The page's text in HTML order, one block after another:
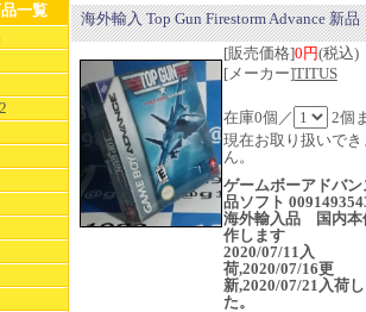
一覧
海外輸入 Top Gun Firestorm Advance 新品
[販売価格]0円(税込)
[メーカー]TITUS
在庫0個／
2個
現在お取り扱いでき
ん。
ゲームボーアドバン
品ソフト
海外輸入品 国内本
作します
2020/07/11入
荷,2020/07/16更
新,2020/07/21入荷
た。